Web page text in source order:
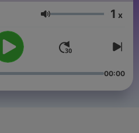
Volume 1 x
00:00